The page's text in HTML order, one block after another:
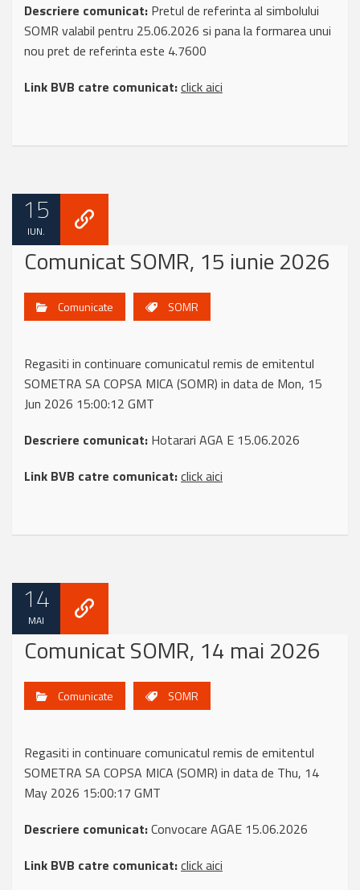
Descriere comunicat: Pretul de referinta al simbolului
SOMR valabil pentru 25.06.2026 si pana la formarea unui
nou pret de referinta este 4.7600
Link BVB catre comunicat:click aici
15
IUN.
Comunicat SOMR, 15 iunie 2026
Comunicate SOMR
Regasiti in continuare comunicatul remis de emitentul
SOMETRA SA COPSA MICA (SOMR) in data de Mon, 15
Jun 2026 15:00:12 GMT
Descriere comunicat: Hotarari AGA E 15.06.2026
Link BVB catre comunicat:click aici
14
MAI
Comunicat SOMR, 14 mai 2026
Comunicate SOMR
Regasiti in continuare comunicatul remis de emitentul
SOMETRA SA COPSA MICA (SOMR) in data de Thu, 14
May 2026 15:00:17 GMT
Descriere comunicat:Convocare AGAE 15.06.2026
Link BVB catre comunicat:click aici